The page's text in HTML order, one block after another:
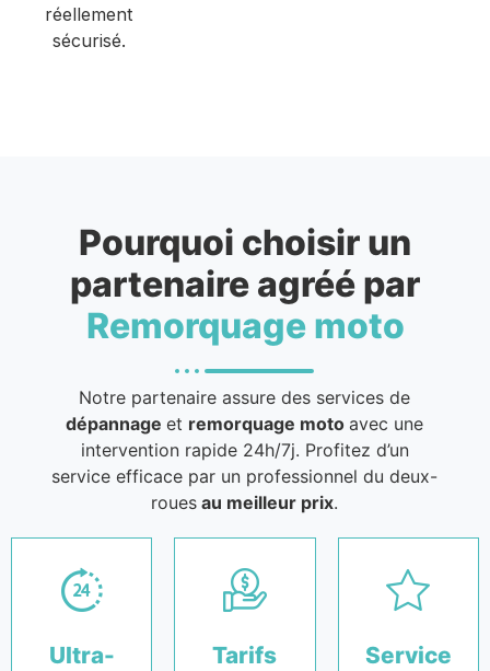
réellement
sécurisé.
Pourquoi choisir un
partenaire agréé par
Remorquage moto
Notre partenaire assure des services de
dépannageet remorquage motoavec une
intervention rapide 24h/7j. Profitez d’un
service efficace par un professionnel du deux-
roues au meilleur prix.
Ultra-
Tarifs
Service